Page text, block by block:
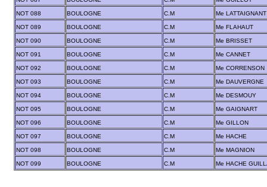
NOT 088 BOULOGNE C.M Me LATTAIGNANT
NOT 089 BOULOGNE C.M Me FLAHAUT
NOT 090 BOULOGNE C.M Me BRISSET
NOT 091 BOULOGNE C.M Me CANNET
NOT 092 BOULOGNE C.M Me CORRENSON
NOT 093 BOULOGNE C.M Me DAUVERGNE
NOT 094 BOULOGNE C.M Me DESMOUY
NOT 095 BOULOGNE C.M Me GAIGNART
NOT 096 BOULOGNE C.M Me GILLON
NOT 097 BOULOGNE C.M Me HACHE
NOT 098 BOULOGNE C.M Me MAGNION
NOT 099 BOULOGNE C.M Me HACHE